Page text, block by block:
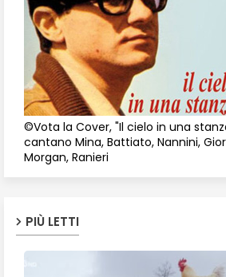
©Vota la Cover, "Il cielo in una
cantano Mina, Battiato, Nannini,
Morgan, Ranieri
PIÙ LETTI